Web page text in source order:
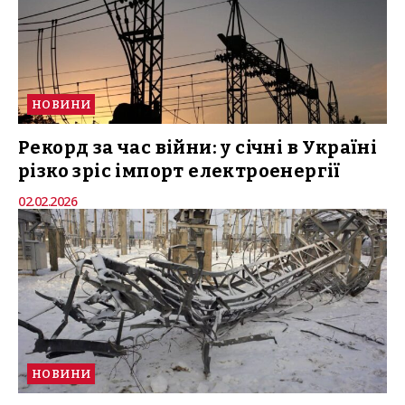
НОВИНИ
Рекорд за час війни: у січні в Україні
різко зріс імпорт електроенергії
02.02.2026
НОВИНИ